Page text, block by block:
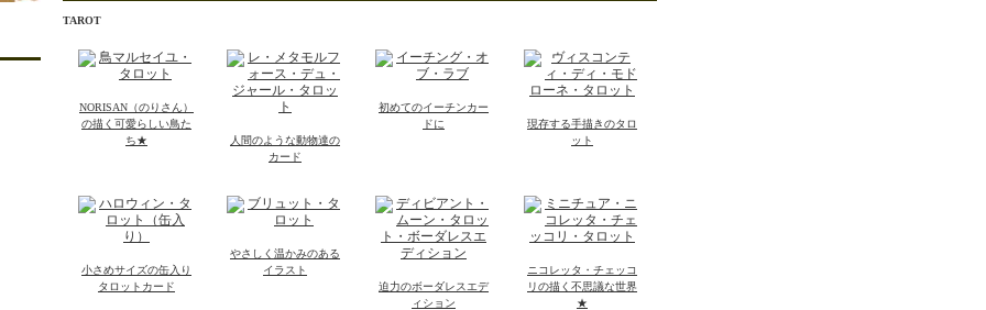
TAROT
NORISAN（のりさん）
の描く可愛らしい鳥た
ち★
人間のような動物達の
カード
初めてのイーチンカー
ドに
現存する手描きのタロ
ット
小さめサイズの缶入り
タロットカード
やさしく温かみのある
イラスト
迫力のボーダレスエデ
ィション
ニコレッタ・チェッコ
リの描く不思議な世界
★